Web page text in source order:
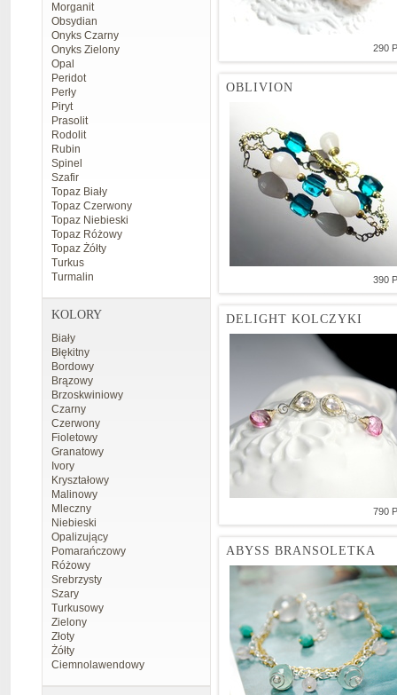
Morganit
Obsydian
Onyks Czarny
Onyks Zielony
Opal
Peridot
Perły
Piryt
Prasolit
Rodolit
Rubin
Spinel
Szafir
Topaz Biały
Topaz Czerwony
Topaz Niebieski
Topaz Różowy
Topaz Żółty
Turkus
Turmalin
KOLORY
Biały
Błękitny
Bordowy
Brązowy
Brzoskwiniowy
Czarny
Czerwony
Fioletowy
Granatowy
Ivory
Kryształowy
Malinowy
Mleczny
Niebieski
Opalizujący
Pomarańczowy
Różowy
Srebrzysty
Szary
Turkusowy
Zielony
Złoty
Żółty
Ciemnolawendowy
290
OBLIVION
390
DELIGHT KOLCZYKI
790
ABYSS BRANSOLETKA